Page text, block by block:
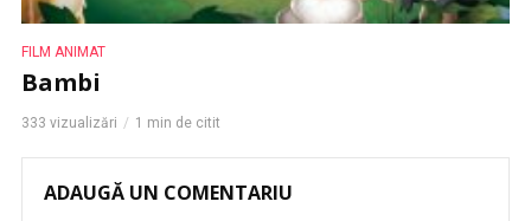
FILM ANIMAT
Bambi
333 vizualizări 1 min de citit
ADAUGĂ UN COMENTARIU